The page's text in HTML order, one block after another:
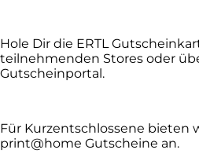
Hole Dir die ERTL
teilnehmenden Stores oder
Gutscheinportal.
Für Kurzentschlossene bieten
print@home Gutscheine an.